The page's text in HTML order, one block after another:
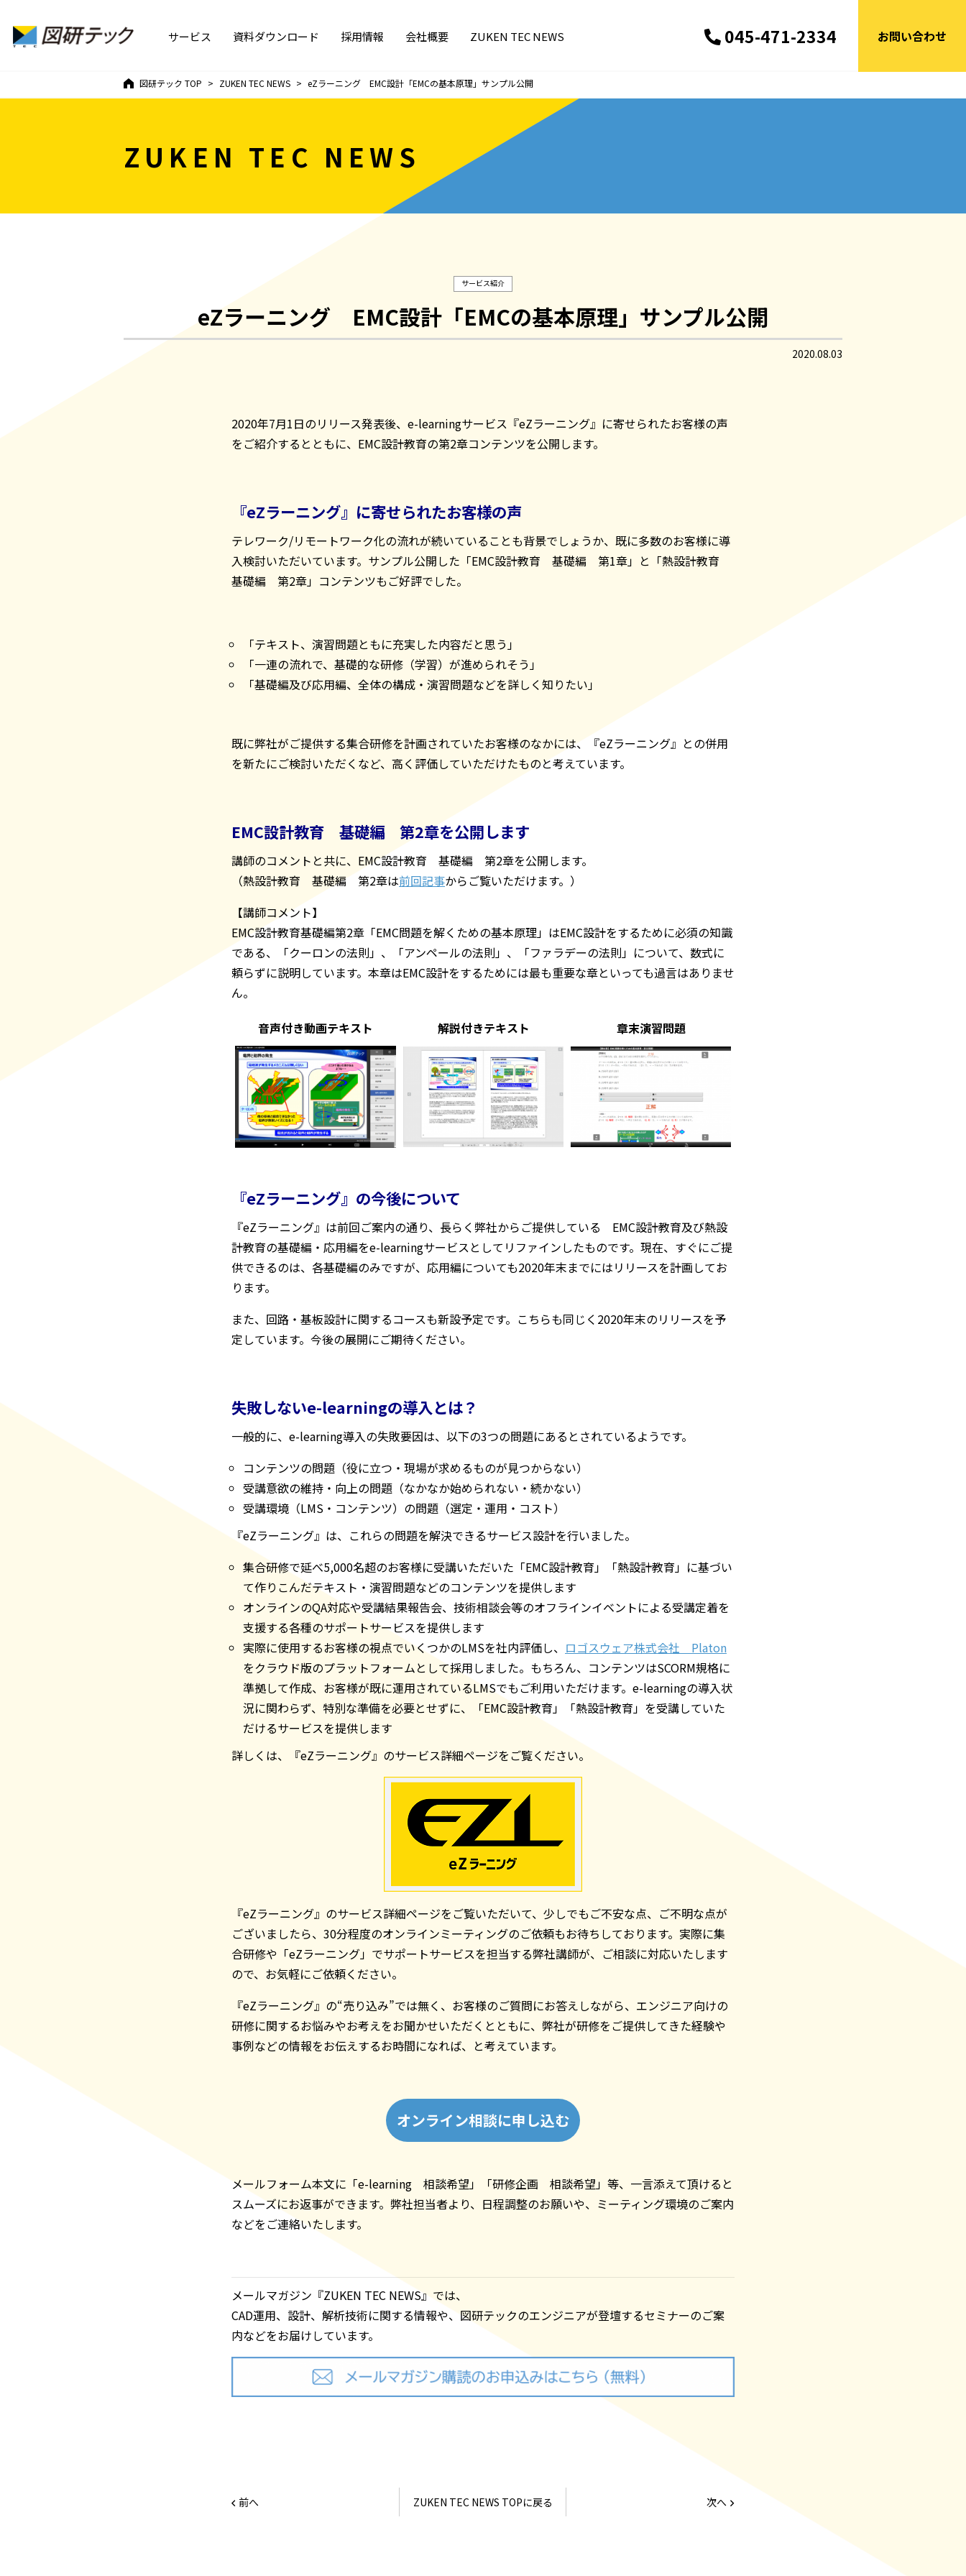
サービス 資料ダウンロード 採用情報 会社概要 ZUKEN TEC NEWS 045-471-2334 お問い合わせ
図研テック TOP ZUKEN TEC NEWS eZラーニング EMC設計「EMCの基本原理」サンプル公開
ZUKEN TEC NEWS
サービス紹介
eZラーニング EMC設計「EMCの基本原理」サンプル公開
2020.08.03
2020年7月1日のリリース発表後、e-learningサービス『eZラーニング』に寄せられたお客様の声
をご紹介するとともに、EMC設計教育の第2章コンテンツを公開します。
『eZラーニング』に寄せられたお客様の声
テレワーク/リモートワーク化の流れが続いていることも背景でしょうか、既に多数のお客様に導
入検討いただいています。サンプル公開した「EMC設計教育 基礎編 第1章」と「熱設計教育
基礎編 第2章」コンテンツもご好評でした。
「テキスト、演習問題ともに充実した内容だと思う」
「一連の流れで、基礎的な研修（学習）が進められそう」
「基礎編及び応用編、全体の構成・演習問題などを詳しく知りたい」
既に弊社がご提供する集合研修を計画されていたお客様のなかには、『eZラーニング』との併用
を新たにご検討いただくなど、高く評価していただけたものと考えています。
EMC設計教育 基礎編 第2章を公開します
講師のコメントと共に、EMC設計教育 基礎編 第2章を公開します。
（熱設計教育 基礎編 第2章は前回記事からご覧いただけます。）
【講師コメント】
EMC設計教育基礎編第2章「EMC問題を解くための基本原理」はEMC設計をするために必須の知識
である、「クーロンの法則」、「アンペールの法則」、「ファラデーの法則」について、数式に
頼らずに説明しています。本章はEMC設計をするためには最も重要な章といっても過言はありませ
ん。
音声付き動画テキスト 解説付きテキスト 章末演習問題
『eZラーニング』の今後について
『eZラーニング』は前回ご案内の通り、長らく弊社からご提供している EMC設計教育及び熱設
計教育の基礎編・応用編をe-learningサービスとしてリファインしたものです。現在、すぐにご提
供できるのは、各基礎編のみですが、応用編についても2020年末までにはリリースを計画してお
ります。
また、回路・基板設計に関するコースも新設予定です。こちらも同じく2020年末のリリースを予
定しています。今後の展開にご期待ください。
失敗しないe-learningの導入とは？
一般的に、e-learning導入の失敗要因は、以下の3つの問題にあるとされているようです。
コンテンツの問題（役に立つ・現場が求めるものが見つからない）
受講意欲の維持・向上の問題（なかなか始められない・続かない）
受講環境（LMS・コンテンツ）の問題（選定・運用・コスト）
『eZラーニング』は、これらの問題を解決できるサービス設計を行いました。
集合研修で延べ5,000名超のお客様に受講いただいた「EMC設計教育」「熱設計教育」に基づい
て作りこんだテキスト・演習問題などのコンテンツを提供します
オンラインのQA対応や受講結果報告会、技術相談会等のオフラインイベントによる受講定着を
支援する各種のサポートサービスを提供します
実際に使用するお客様の視点でいくつかのLMSを社内評価し、 ロゴスウェア株式会社 Platon
をクラウド版のプラットフォームとして採用しました。もちろん、コンテンツはSCORM規格に
準拠して作成、お客様が既に運用されているLMSでもご利用いただけます。e-learningの導入状
況に関わらず、特別な準備を必要とせずに、「EMC設計教育」「熱設計教育」を受講していた
だけるサービスを提供します
詳しくは、『eZラーニング』のサービス詳細ページをご覧ください。
『eZラーニング』のサービス詳細ページをご覧いただいて、少しでもご不安な点、ご不明な点が
ございましたら、30分程度のオンラインミーティングのご依頼もお待ちしております。実際に集
合研修や「eZラーニング」でサポートサービスを担当する弊社講師が、ご相談に対応いたします
ので、お気軽にご依頼ください。
『eZラーニング』の“売り込み”では無く、お客様のご質問にお答えしながら、エンジニア向けの
研修に関するお悩みやお考えをお聞かせいただくとともに、弊社が研修をご提供してきた経験や
事例などの情報をお伝えするお時間になれば、と考えています。
オンライン相談に申し込む
メールフォーム本文に「e-learning 相談希望」「研修企画 相談希望」等、一言添えて頂けると
スムーズにお返事ができます。弊社担当者より、日程調整のお願いや、ミーティング環境のご案内
などをご連絡いたします。
メールマガジン『ZUKEN TEC NEWS』では、
CAD運用、設計、解析技術に関する情報や、図研テックのエンジニアが登壇するセミナーのご案
内などをお届けしています。
前へ ZUKEN TEC NEWS TOPに戻る 次へ